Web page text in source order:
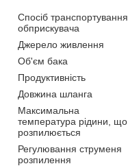
Спосіб транспортування
обприскувача
Джерело живлення
Об'єм бака
Продуктивність
Довжина шланга
Максимальна
температура рідини, що
розпилюється
Регулювання струменя
розпилення